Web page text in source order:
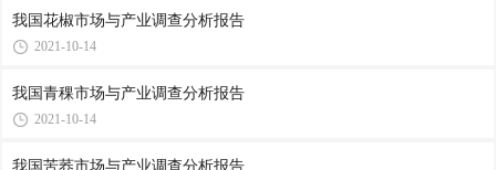
我国花椒市场与产业调查分析报告
2021-10-14
我国青稞市场与产业调查分析报告
2021-10-14
我国苦荞市场与产业调查分析报告